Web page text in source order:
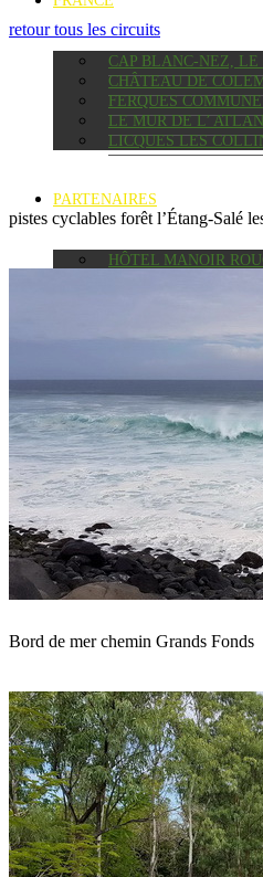
CAP BLANC-NEZ, LE
CHÂTEAU DE
FERQUES
LE MUR DE L’
LICQUES LES
PARTENAIRES
HÔTEL MANOIR
retour tous les circuits
pistes cyclables forêt l’Étang-Salé
Bord de mer chemin Grands Fonds